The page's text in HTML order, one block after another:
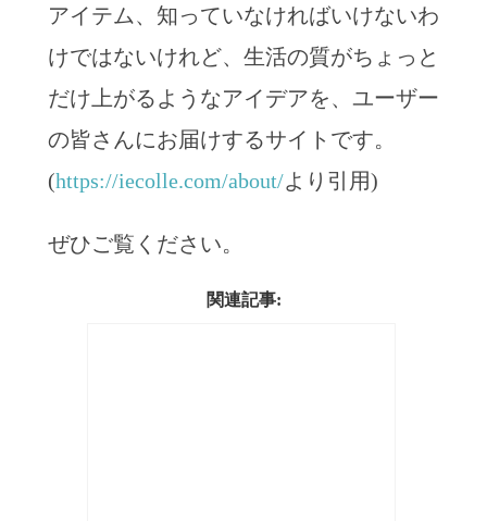
アイテム、知っていなければいけないわ
けではないけれど、生活の質がちょっと
だけ上がるようなアイデアを、ユーザー
の皆さんにお届けするサイトです。
(https://iecolle.com/about/より引用)
ぜひご覧ください。
関連記事: